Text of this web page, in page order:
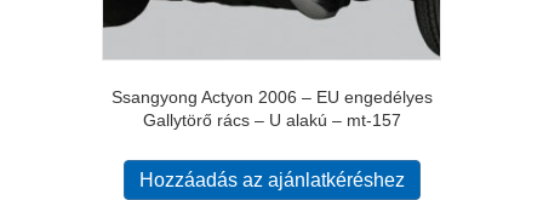
Ssangyong Actyon 2006 – EU engedélyes
Gallytörő rács – U alakú – mt-157
Hozzáadás az ajánlatkéréshez